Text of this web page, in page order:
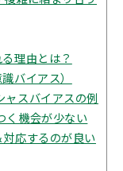
理由とは？
バイアス）
スバイアスの例
く機会が少ない
応するのが良い